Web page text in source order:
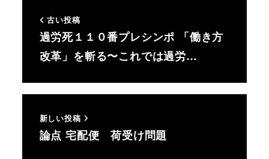
古い投稿
過労死１１０番プレシンポ 「働き方
改革」を斬る〜これでは過労…
新しい投稿
論点 宅配便 荷受け問題